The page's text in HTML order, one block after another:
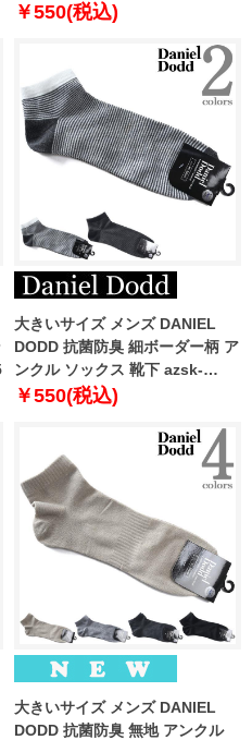
￥550(税込)
大きいサイズ メンズ DANIEL
DODD 抗菌防臭 細ボーダー柄 ア
ンクル ソックス 靴下 azsk-
269006
￥550(税込)
大きいサイズ メンズ DANIEL
DODD 抗菌防臭 無地 アンクル